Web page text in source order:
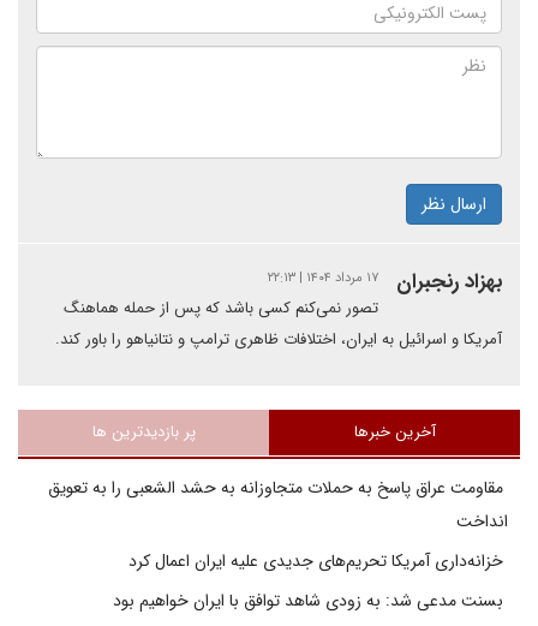
ارسال نظر
بهزاد رنجبران ۱۷ مرداد ۱۴۰۴ | ۲۲:۱۳
تصور نمی‌کنم کسی باشد که پس از حمله هماهنگ
آمریکا و اسرائیل به ایران، اختلافات ظاهری ترامپ و نتانیاهو را باور کند.
آخرین خبرها پر بازدیدترین ها
مقاومت عراق پاسخ به حملات متجاوزانه به حشد الشعبی را به تعویق
انداخت
خزانه‌داری آمریکا تحریم‌های جدیدی علیه ایران اعمال کرد
بسنت مدعی شد: به زودی شاهد توافق با ایران خواهیم بود